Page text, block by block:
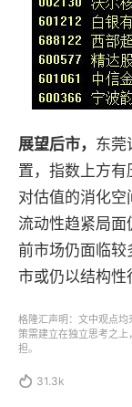
展望后市， 东莞
置，指数上方
对估值的消化
流动性趋紧局
前市场仍面临
市或仍以结构性
格隆汇声明：文中观点
策需建立在独立思考之
担。
 31.3k